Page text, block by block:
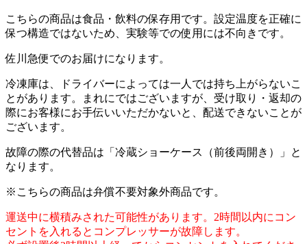
こちらの商品は食品・飲料の保存用です。設定温度を正確に
保つ構造ではないため、実験等での使用には不向きです。
佐川急便でのお届けになります。
冷凍庫は、ドライバーによっては一人では持ち上がらないこ
とがあります。まれにではございますが、受け取り・返却の
際にお客様にお手伝いいただかないと、配送できないことが
ございます。
故障の際の代替品は「冷蔵ショーケース（前後両開き）」と
なります。
※こちらの商品は弁償不要対象外商品です。
運送中に横積みされた可能性があります。2時間以内にコン
セントを入れるとコンプレッサーが故障します。